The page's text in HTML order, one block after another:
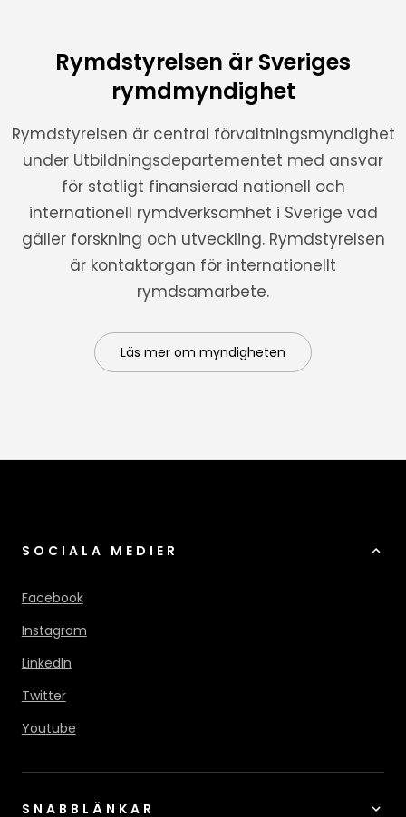
Rymdstyrelsen är Sveriges
rymdmyndighet
Rymdstyrelsen är central förvaltningsmyndighet
under Utbildningsdepartementet med ansvar
för statligt finansierad nationell och
internationell rymdverksamhet i Sverige vad
gäller forskning och utveckling. Rymdstyrelsen
är kontaktorgan för internationellt
rymdsamarbete.
Läs mer om myndigheten
SOCIALA MEDIER
Facebook
Instagram
LinkedIn
Twitter
Youtube
SNABBLÄNKAR